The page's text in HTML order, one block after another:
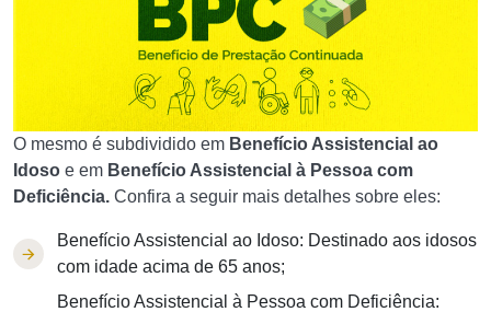
O mesmo é subdividido em Benefício Assistencial ao
Idoso e em Benefício Assistencial à Pessoa com
Deficiência. Confira a seguir mais detalhes sobre eles:
Benefício Assistencial ao Idoso: Destinado aos idosos
com idade acima de 65 anos;
Benefício Assistencial à Pessoa com Deficiência: